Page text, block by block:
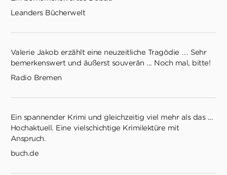
Leanders Bücherwelt
Valerie Jakob erzählt eine neuzeitliche Tragödie … Sehr
bemerkenswert und äußerst souverän ... Noch mal, bitte!
Radio Bremen
Ein spannender Krimi und gleichzeitig viel mehr als das ...
Hochaktuell. Eine vielschichtige Krimilektüre mit
Anspruch.
buch.de